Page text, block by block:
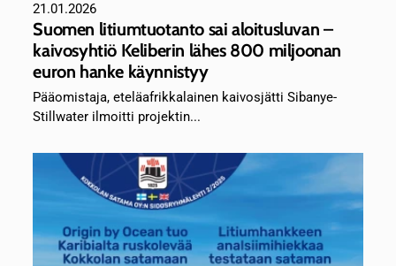
21.01.2026
Suomen litiumtuotanto sai aloitusluvan –
kaivosyhtiö Keliberin lähes 800 miljoonan
euron hanke käynnistyy
Pääomistaja, eteläafrikkalainen kaivosjätti Sibanye-
Stillwater ilmoitti projektin...